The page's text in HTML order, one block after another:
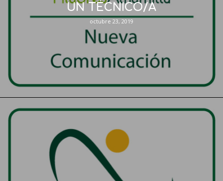
UN TÉCNICO/A
octubre 23, 2019